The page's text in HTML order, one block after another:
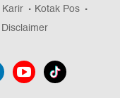
Karir
Kotak Pos
Disclaimer